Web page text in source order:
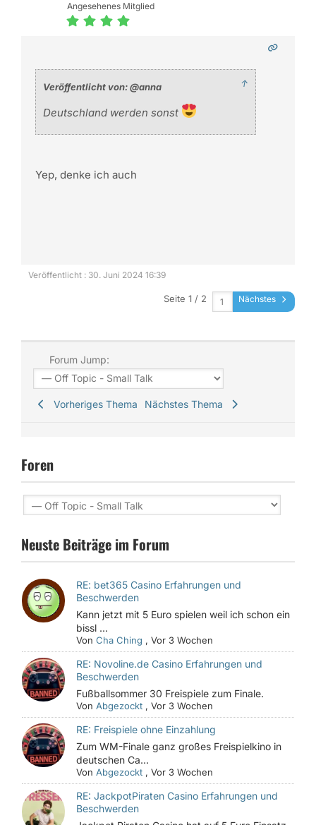
Angesehenes Mitglied
Veröffentlicht von: @anna ↑
Deutschland werden sonst
Yep, denke ich auch
Veröffentlicht : 30. Juni 2024 16:39
Seite 1 / 2 Nächstes
Forum Jump:
Vorheriges Thema Nächstes Thema
Foren
Neuste Beiträge im Forum
RE: bet365 Casino Erfahrungen und
Beschwerden
Kann jetzt mit 5 Euro spielen weil ich schon ein
bissl ...
VonCha Ching ,Vor 3 Wochen
RE: Novoline.de Casino Erfahrungen und
Beschwerden
Fußballsommer 30 Freispiele zum Finale.
VonAbgezockt ,Vor 3 Wochen
RE: Freispiele ohne Einzahlung
Zum WM-Finale ganz großes Freispielkino in
deutschen Ca...
VonAbgezockt ,Vor 3 Wochen
RE: JackpotPiraten Casino Erfahrungen und
Beschwerden